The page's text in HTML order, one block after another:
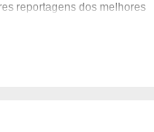
reportagens dos melhores